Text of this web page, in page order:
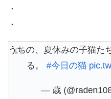
・
・
うちの、夏休みの子猫
る。 #今日の猫
— 歳